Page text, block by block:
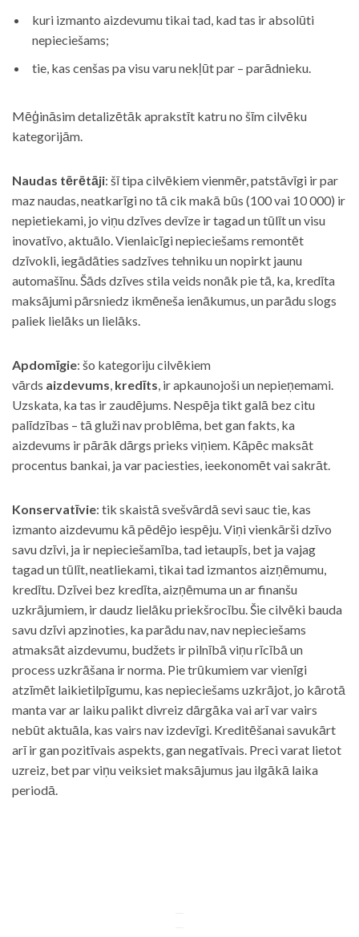
kuri izmanto aizdevumu tikai tad, kad tas ir absolūti
nepieciešams;
tie, kas cenšas pa visu varu nekļūt par – parādnieku.
Mēģināsim detalizētāk aprakstīt katru no šīm cilvēku
kategorijām.
Naudas tērētāji: šī tipa cilvēkiem vienmēr, patstāvīgi ir par
maz naudas, neatkarīgi no tā cik makā būs (100 vai 10 000) ir
nepietiekami, jo viņu dzīves devīze ir tagad un tūlīt un visu
inovatīvo, aktuālo. Vienlaicīgi nepieciešams remontēt
dzīvokli, iegādāties sadzīves tehniku un nopirkt jaunu
automašīnu. Šāds dzīves stila veids nonāk pie tā, ka, kredīta
maksājumi pārsniedz ikmēneša ienākumus, un parādu slogs
paliek lielāks un lielāks.
Apdomīgie: šo kategoriju cilvēkiem
vārds aizdevums, kredīts, ir apkaunojoši un nepieņemami.
Uzskata, ka tas ir zaudējums. Nespēja tikt galā bez citu
palīdzības – tā gluži nav problēma, bet gan fakts, ka
aizdevums ir pārāk dārgs prieks viņiem. Kāpēc maksāt
procentus bankai, ja var paciesties, ieekonomēt vai sakrāt.
Konservatīvie: tik skaistā svešvārdā sevi sauc tie, kas
izmanto aizdevumu kā pēdējo iespēju. Viņi vienkārši dzīvo
savu dzīvi, ja ir nepieciešamība, tad ietaupīs, bet ja vajag
tagad un tūlīt, neatliekami, tikai tad izmantos aizņēmumu,
kredītu. Dzīvei bez kredīta, aizņēmuma un ar finanšu
uzkrājumiem, ir daudz lielāku priekšrocību. Šie cilvēki bauda
savu dzīvi apzinoties, ka parādu nav, nav nepieciešams
atmaksāt aizdevumu, budžets ir pilnībā viņu rīcībā un
process uzkrāšana ir norma. Pie trūkumiem var vienīgi
atzīmēt laikietilpīgumu, kas nepieciešams uzkrājot, jo kārotā
manta var ar laiku palikt divreiz dārgāka vai arī var vairs
nebūt aktuāla, kas vairs nav izdevīgi. Kreditēšanai savukārt
arī ir gan pozitīvais aspekts, gan negatīvais. Preci varat lietot
uzreiz, bet par viņu veiksiet maksājumus jau ilgākā laika
periodā.